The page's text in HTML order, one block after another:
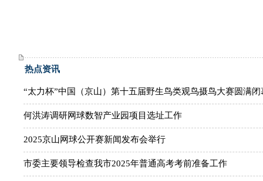
热点资讯
“太力杯”中国（京山）第十五届野生鸟类观鸟摄鸟大赛圆满闭
何洪涛调研网球数智产业园项目选址工作
2025京山网球公开赛新闻发布会举行
市委主要领导检查我市2025年普通高考考前准备工作